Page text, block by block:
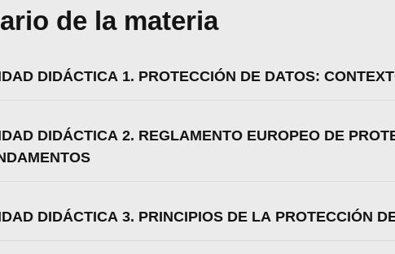
de la materia
DIDÁCTICA 1. PROTECCIÓN DE DATOS:
DIDÁCTICA 2. REGLAMENTO EUROPEO DE
DIDÁCTICA 3. PRINCIPIOS DE LA PROTECCIÓN